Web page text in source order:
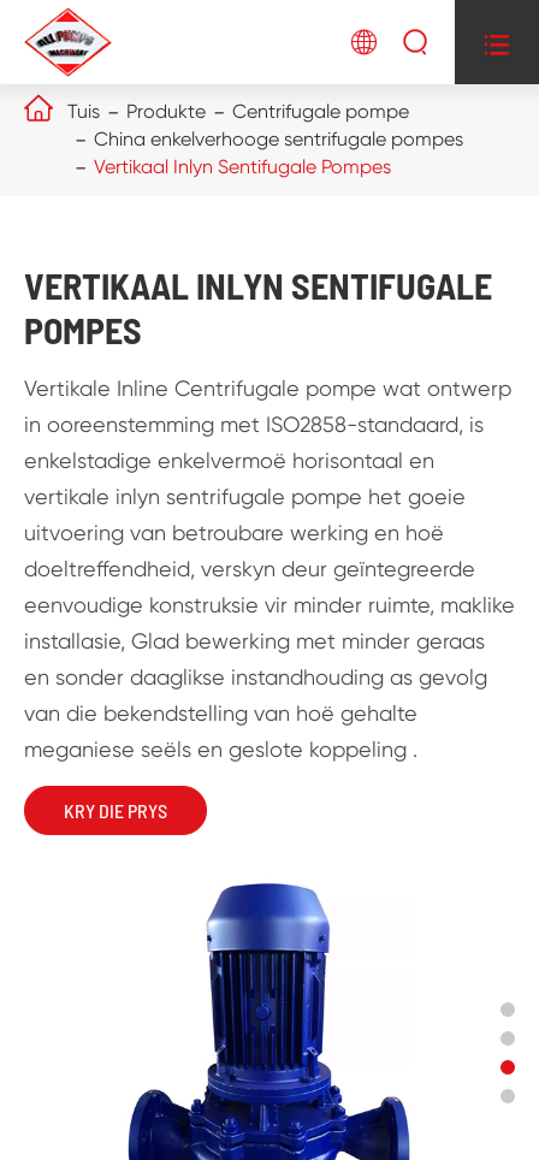
  
 Tuis Produkte
Centrifugale pompe
China enkelverhooge sentrifugale pompes
Vertikaal Inlyn Sentifugale Pompes
VERTIKAAL INLYN SENTIFUGALE
POMPES
Vertikale Inline Centrifugale pompe wat ontwerp
in ooreenstemming met ISO2858-standaard, is
enkelstadige enkelvermoë horisontaal en
vertikale inlyn sentrifugale pompe het goeie
uitvoering van betroubare werking en hoë
doeltreffendheid, verskyn deur geïntegreerde
eenvoudige konstruksie vir minder ruimte, maklike
installasie, Glad bewerking met minder geraas
en sonder daaglikse instandhouding as gevolg
van die bekendstelling van hoë gehalte
meganiese seëls en geslote koppeling .
KRY DIE PRYS